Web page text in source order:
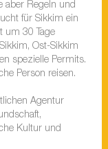
aber Regeln und
für Sikkim ein
um 30 Tage
Ost-Sikkim
spezielle Permits.
Person reisen.
Agentur
Kultur und